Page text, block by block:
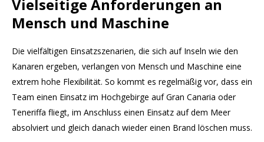
Vielseitige Anforderungen an
Mensch und Maschine
Die vielfältigen Einsatzszenarien, die sich auf Inseln wie den
Kanaren ergeben, verlangen von Mensch und Maschine eine
extrem hohe Flexibilität. So kommt es regelmäßig vor, dass ein
Team einen Einsatz im Hochgebirge auf Gran Canaria oder
Teneriffa fliegt, im Anschluss einen Einsatz auf dem Meer
absolviert und gleich danach wieder einen Brand löschen muss.